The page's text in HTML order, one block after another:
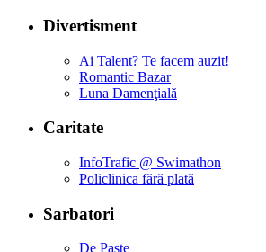
Divertisment
Ai Talent? Te facem auzit!
Romantic Bazar
Luna Damenţială
Caritate
InfoTrafic @ Swimathon
Policlinica fără plată
Sarbatori
De Paşte